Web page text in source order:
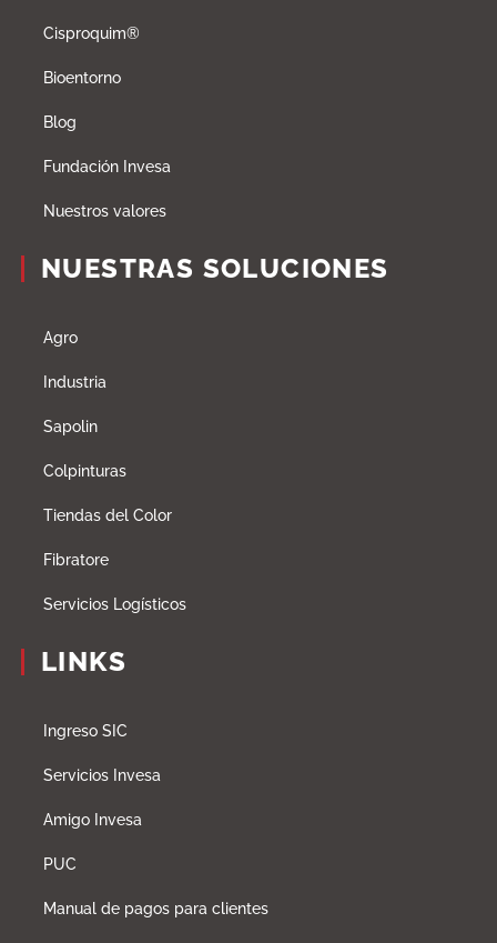
Cisproquim®
Bioentorno
Blog
Fundación Invesa
Nuestros valores
NUESTRAS SOLUCIONES
Agro
Industria
Sapolin
Colpinturas
Tiendas del Color
Fibratore
Servicios Logísticos
LINKS
Ingreso SIC
Servicios Invesa
Amigo Invesa
PUC
Manual de pagos para clientes